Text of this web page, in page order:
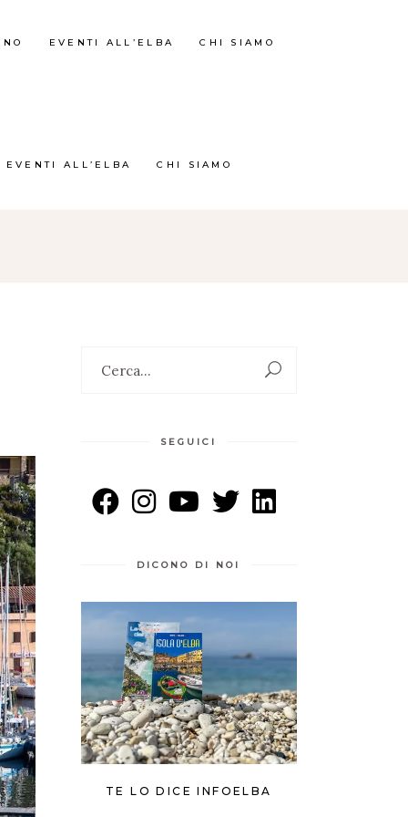
EVENTI ALL’ELBA CHI SIAMO
EVENTI ALL’ELBA CHI SIAMO
SEGUICI
DICONO DI NOI
TE LO DICE INFOELBA